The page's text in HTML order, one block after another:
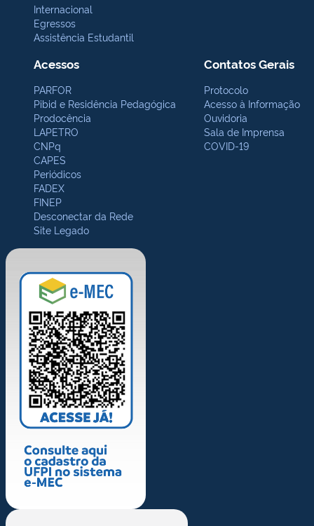
Internacional
Egressos
Assistência Estudantil
Acessos
PARFOR
Pibid e Residência Pedagógica
Prodocência
LAPETRO
CNPq
CAPES
Periódicos
FADEX
FINEP
Desconectar da Rede
Site Legado
Contatos Gerais
Protocolo
Acesso à Informação
Ouvidoria
Sala de Imprensa
COVID-19